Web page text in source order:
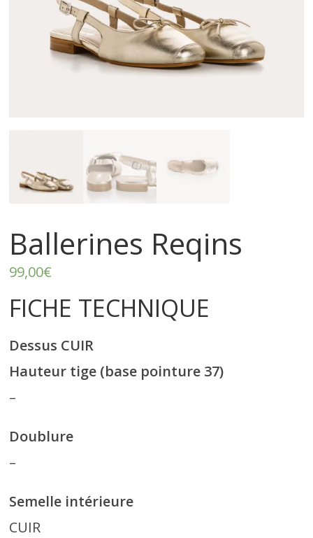
à
p
o
r
t
e
r
f
é
Ballerines Reqins
99,00€
FICHE TECHNIQUE
Dessus CUIR
Hauteur tige (base pointure 37)
–
Doublure
–
Semelle intérieure
CUIR